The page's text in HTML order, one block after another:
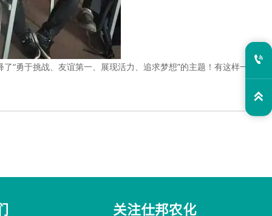
勇于挑战、友谊第一、展现活力、追求梦想”的主题！有这样一群
关注仕邦农化

